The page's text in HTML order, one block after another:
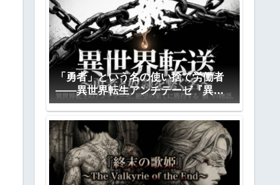
「勇者」という名の使い捨て労働者
――異世界転生アンチテーゼ『異世
界転送』全プロット公開